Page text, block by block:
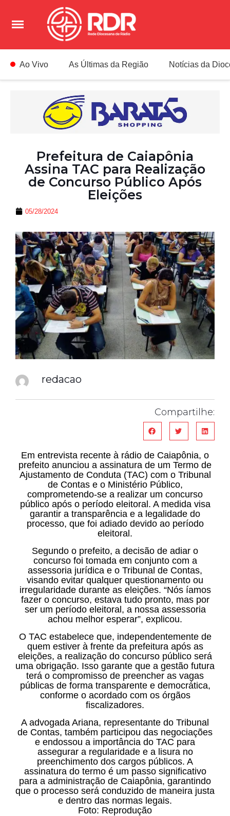
Ao Vivo As Últimas da Região Notícias da
Prefeitura de Caiapônia
Assina TAC para Realização
de Concurso Público Após
Eleições
05/28/2024
redacao
Compartilhe:
Em entrevista recente à rádio de Caiapônia, o
prefeito anunciou a assinatura de um Termo de
Ajustamento de Conduta (TAC) com o Tribunal
de Contas e o Ministério Público,
comprometendo-se a realizar um concurso
público após o período eleitoral. A medida visa
garantir a transparência e a legalidade do
processo, que foi adiado devido ao período
eleitoral.
Segundo o prefeito, a decisão de adiar o
concurso foi tomada em conjunto com a
assessoria jurídica e o Tribunal de Contas,
visando evitar qualquer questionamento ou
irregularidade durante as eleições. “Nós íamos
fazer o concurso, estava tudo pronto, mas por
ser um período eleitoral, a nossa assessoria
achou melhor esperar”, explicou.
O TAC estabelece que, independentemente de
quem estiver à frente da prefeitura após as
eleições, a realização do concurso público será
uma obrigação. Isso garante que a gestão futura
terá o compromisso de preencher as vagas
públicas de forma transparente e democrática,
conforme o acordado com os órgãos
fiscalizadores.
A advogada Ariana, representante do Tribunal
de Contas, também participou das negociações
e endossou a importância do TAC para
assegurar a regularidade e a lisura no
preenchimento dos cargos públicos. A
assinatura do termo é um passo significativo
para a administração de Caiapônia, garantindo
que o processo será conduzido de maneira justa
e dentro das normas legais.
Foto: Reprodução